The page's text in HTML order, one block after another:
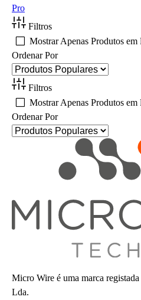
Pro
Filtros
Mostrar Apenas Produtos em
Ordenar Por
Filtros
Mostrar Apenas Produtos em
Ordenar Por
Micro Wire é uma marca
Lda.